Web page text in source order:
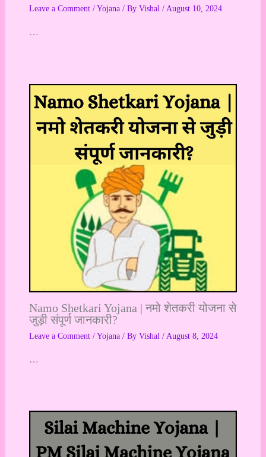
Leave a Comment / Yojana/ By Vishal / August 10, 2024
…
Namo Shetkari Yojana | नमो शेतकरी योजना से
जुड़ी संपूर्ण जानकारी?
Leave a Comment / Yojana/ By Vishal / August 8, 2024
…